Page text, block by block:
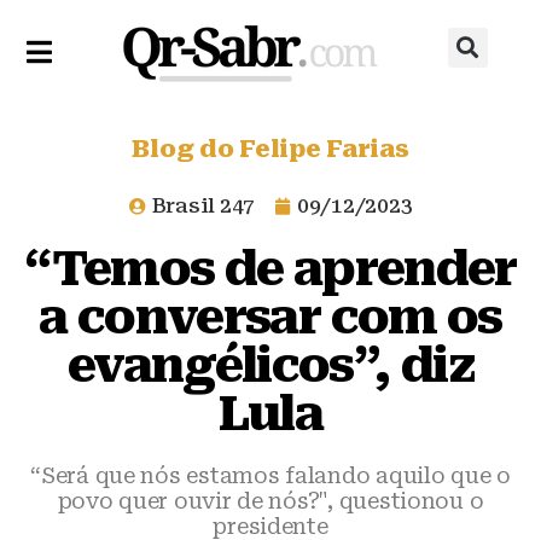
Blog do Felipe Farias
Brasil 247 09/12/2023
“Temos de aprender
a conversar com os
evangélicos”, diz
Lula
“Será que nós estamos falando aquilo que o
povo quer ouvir de nós?", questionou o
presidente